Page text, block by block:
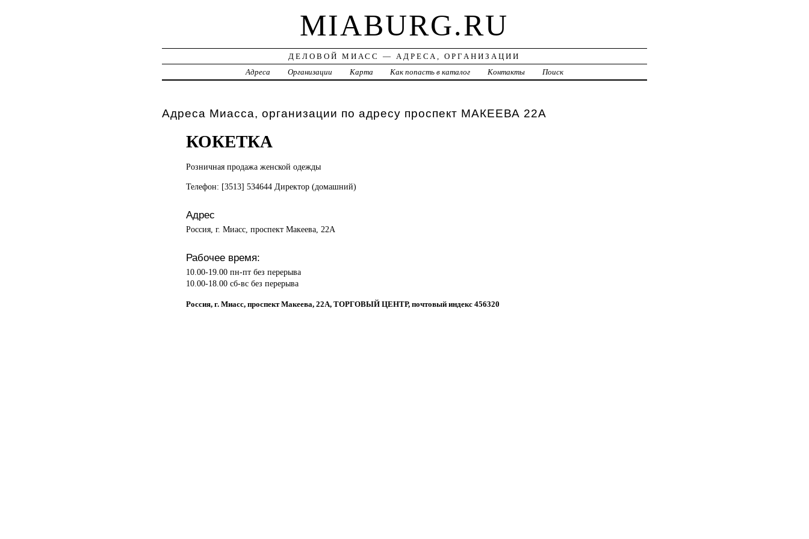
MIABURG.RU
ДЕЛОВОЙ МИАСС — АДРЕСА, ОРГАНИЗАЦИИ
Адреса
Организации Карта Как попасть в каталог Контакты Поиск
Адреса Миасса, организации по адресу проспект МАКЕЕВА 22А
КОКЕТКА
Розничная продажа женской одежды
Телефон: [3513] 534644 Директор (домашний)
Адрес
Россия, г. Миасс, проспект Макеева, 22А
Рабочее время:
10.00-19.00 пн-пт без перерыва
10.00-18.00 сб-вс без перерыва
Россия, г. Миасс, проспект Макеева, 22А, ТОРГОВЫЙ ЦЕНТР, почтовый индекс 456320